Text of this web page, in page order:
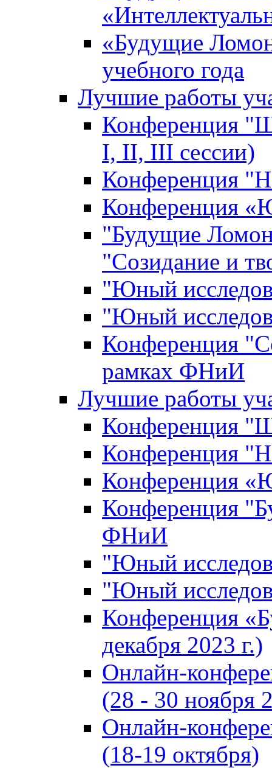
«Будущие
учебного года
Лучшие работы
Конференция
I, II, III сессии)
Конференция
Конференция
"Будущие
"Созидание и
"Юный
"Юный
Конференция
рамках ФНиИ
Лучшие работы
Конференция
Конференция
Конференция
Конференция
ФНиИ
"Юный
"Юный
Конференция
декабря 2023 г.)
Онлайн-
(28 - 30 ноября
Онлайн-
(18-19 октября)